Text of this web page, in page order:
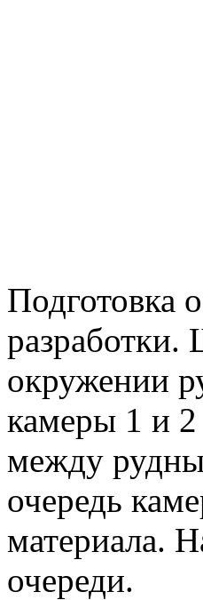
Подготовка
окружении
камеры 1 и
между
очередь
материала.
очереди.